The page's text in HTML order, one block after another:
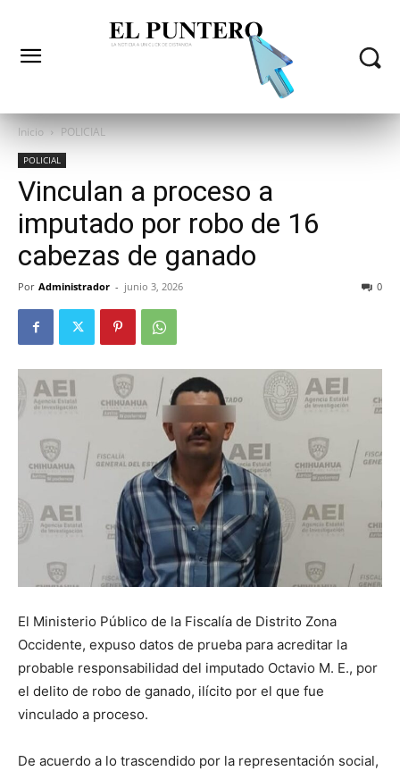
Inicio POLICIAL
POLICIAL
Vinculan a proceso a
imputado por robo de 16
cabezas de ganado
Por Administrador - junio 3, 2026 0
El Ministerio Público de la Fiscalía de Distrito Zona
Occidente, expuso datos de prueba para acreditar la
probable responsabilidad del imputado Octavio M. E., por
el delito de robo de ganado, ilícito por el que fue
vinculado a proceso.
De acuerdo a lo trascendido por la representación social,